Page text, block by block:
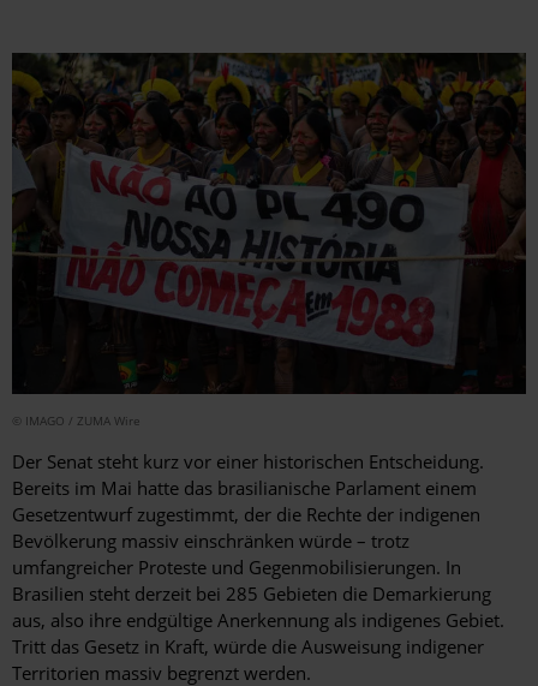
© IMAGO / ZUMA Wire
Der Senat steht kurz vor einer historischen Entscheidung.
Bereits im Mai hatte das brasilianische Parlament einem
Gesetzentwurf zugestimmt, der die Rechte der indigenen
Bevölkerung massiv einschränken würde – trotz
umfangreicher Proteste und Gegenmobilisierungen. In
Brasilien steht derzeit bei 285 Gebieten die Demarkierung
aus, also ihre endgültige Anerkennung als indigenes Gebiet.
Tritt das Gesetz in Kraft, würde die Ausweisung indigener
Territorien massiv begrenzt werden.